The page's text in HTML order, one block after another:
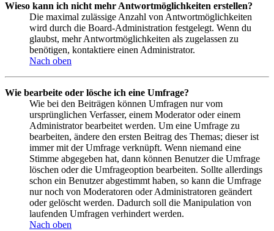
Wieso kann ich nicht mehr Antwortmöglichkeiten erstellen?
Die maximal zulässige Anzahl von Antwortmöglichkeiten
wird durch die Board-Administration festgelegt. Wenn du
glaubst, mehr Antwortmöglichkeiten als zugelassen zu
benötigen, kontaktiere einen Administrator.
Nach oben
Wie bearbeite oder lösche ich eine Umfrage?
Wie bei den Beiträgen können Umfragen nur vom
ursprünglichen Verfasser, einem Moderator oder einem
Administrator bearbeitet werden. Um eine Umfrage zu
bearbeiten, ändere den ersten Beitrag des Themas; dieser ist
immer mit der Umfrage verknüpft. Wenn niemand eine
Stimme abgegeben hat, dann können Benutzer die Umfrage
löschen oder die Umfrageoption bearbeiten. Sollte allerdings
schon ein Benutzer abgestimmt haben, so kann die Umfrage
nur noch von Moderatoren oder Administratoren geändert
oder gelöscht werden. Dadurch soll die Manipulation von
laufenden Umfragen verhindert werden.
Nach oben